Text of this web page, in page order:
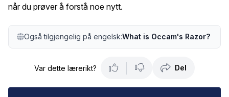
når du prøver å forstå noe nytt.
Også tilgjengelig på engelsk:What is Occam's Razor?
Var dette lærerikt? Del